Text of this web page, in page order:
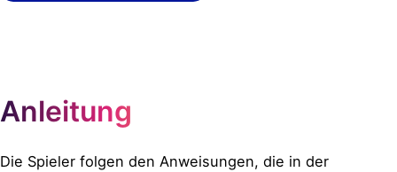
Anleitung
Die Spieler folgen den Anweisungen, die in der